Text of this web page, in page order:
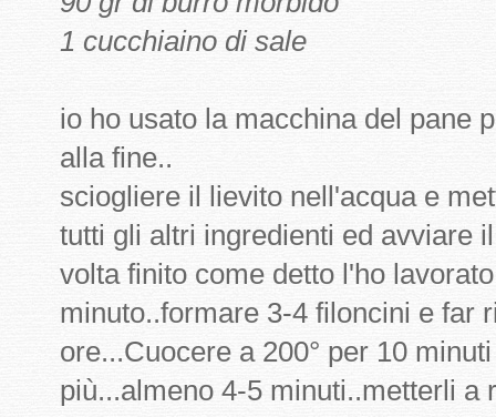
1 cucchiaino di sale
io ho usato la macchina del pane
alla fine..
sciogliere il lievito nell'acqua e
tutti gli altri ingredienti ed avviare
volta finito come detto l'ho
minuto..formare 3-4 filoncini e far
ore...Cuocere a 200° per 10
più...almeno 4-5 minuti..metterli a